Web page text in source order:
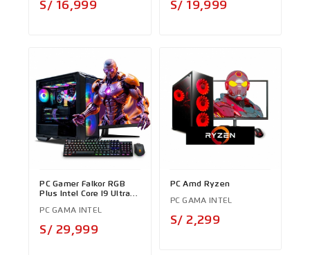
S/ 16,999 S/ 19,999
PC Gamer Falkor RGB
Plus Intel Core I9 Ultra
PC GAMA INTEL
S/ 29,999
PC Amd Ryzen
PC GAMA INTEL
S/ 2,299